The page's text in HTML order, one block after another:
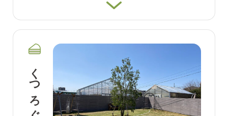
くつろぐ